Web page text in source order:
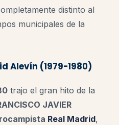
distinto al
municipales de la
Alevín (1979-1980)
trajo el gran hito de la
JAVIER
Real Madrid,